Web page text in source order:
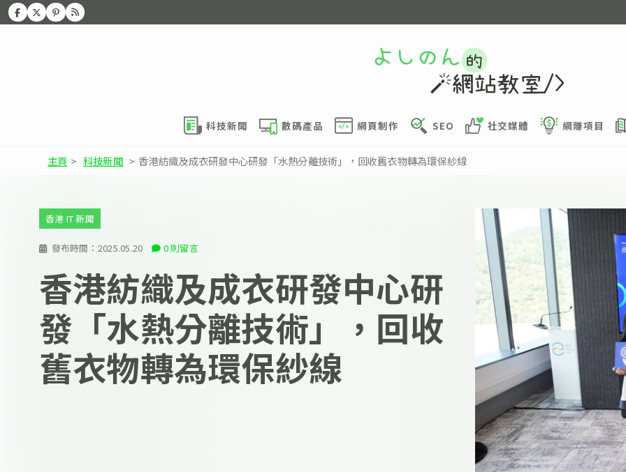
科技新聞 數碼產品 網頁制作 SEO 社交媒體 網賺項目
主頁 > 科技新聞 > 香港紡織及成衣研發中心研發「水熱分離技術」，回收舊衣物轉為環保紗線
發布時間： 2025.05.20 0 則留言
香港 IT 新聞
香港紡織及成衣研發中心研
發「水熱分離技術」，回收
舊衣物轉為環保紗線